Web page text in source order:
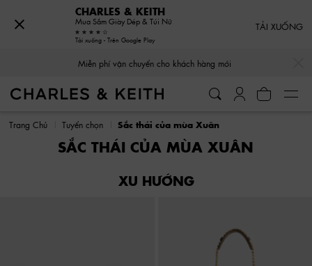
Miễn phí vận chuyển cho khách hàng mới
Trang Chủ Tuyển chọn Sắc thái của mùa Xuân
SẮC THÁI CỦA MÙA XUÂN
XU HƯỚNG
CHARLES & KEITH
Mua Sắm Giày Dép & Túi Nữ
Tải xuống - Trên Google Play
TẢI XUỐNG